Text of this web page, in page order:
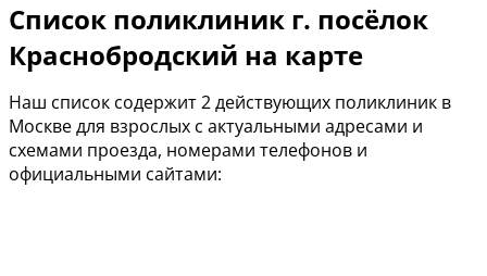
Список поликлиник г. посёлок
Краснобродский на карте
Наш список содержит 2 действующих поликлиник в
Москве для взрослых с актуальными адресами и
схемами проезда, номерами телефонов и
официальными сайтами: